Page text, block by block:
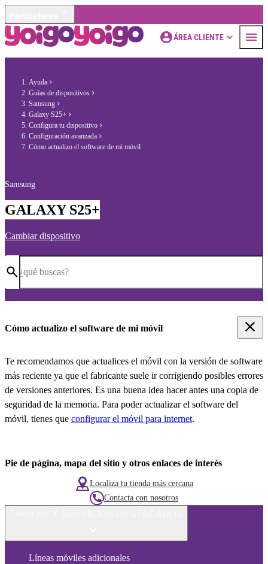
ÁREA CLIENTE
Ayuda
Guías de dispositivos
Samsung
Galaxy S25+
Configura tu dispositivo
Configuración avanzada
Cómo actualizo el software de mi móvil
Samsung
GALAXY S25+
Cambiar dispositivo
¿qué buscas?
Cómo actualizo el software de mi móvil
Te recomendamos que actualices el móvil con la versión de software
más reciente ya que el fabricante suele ir corrigiendo posibles errores
de versiones anteriores. Es una buena idea hacer antes una copia de
seguridad de la memoria. Para poder actualizar el software del
móvil, tienes que configurar el móvil para internet.
Pie de página, mapa del sitio y otros enlaces de interés
Localiza tu tienda más cercana
Contacta con nosotros
Líneas móviles adicionales